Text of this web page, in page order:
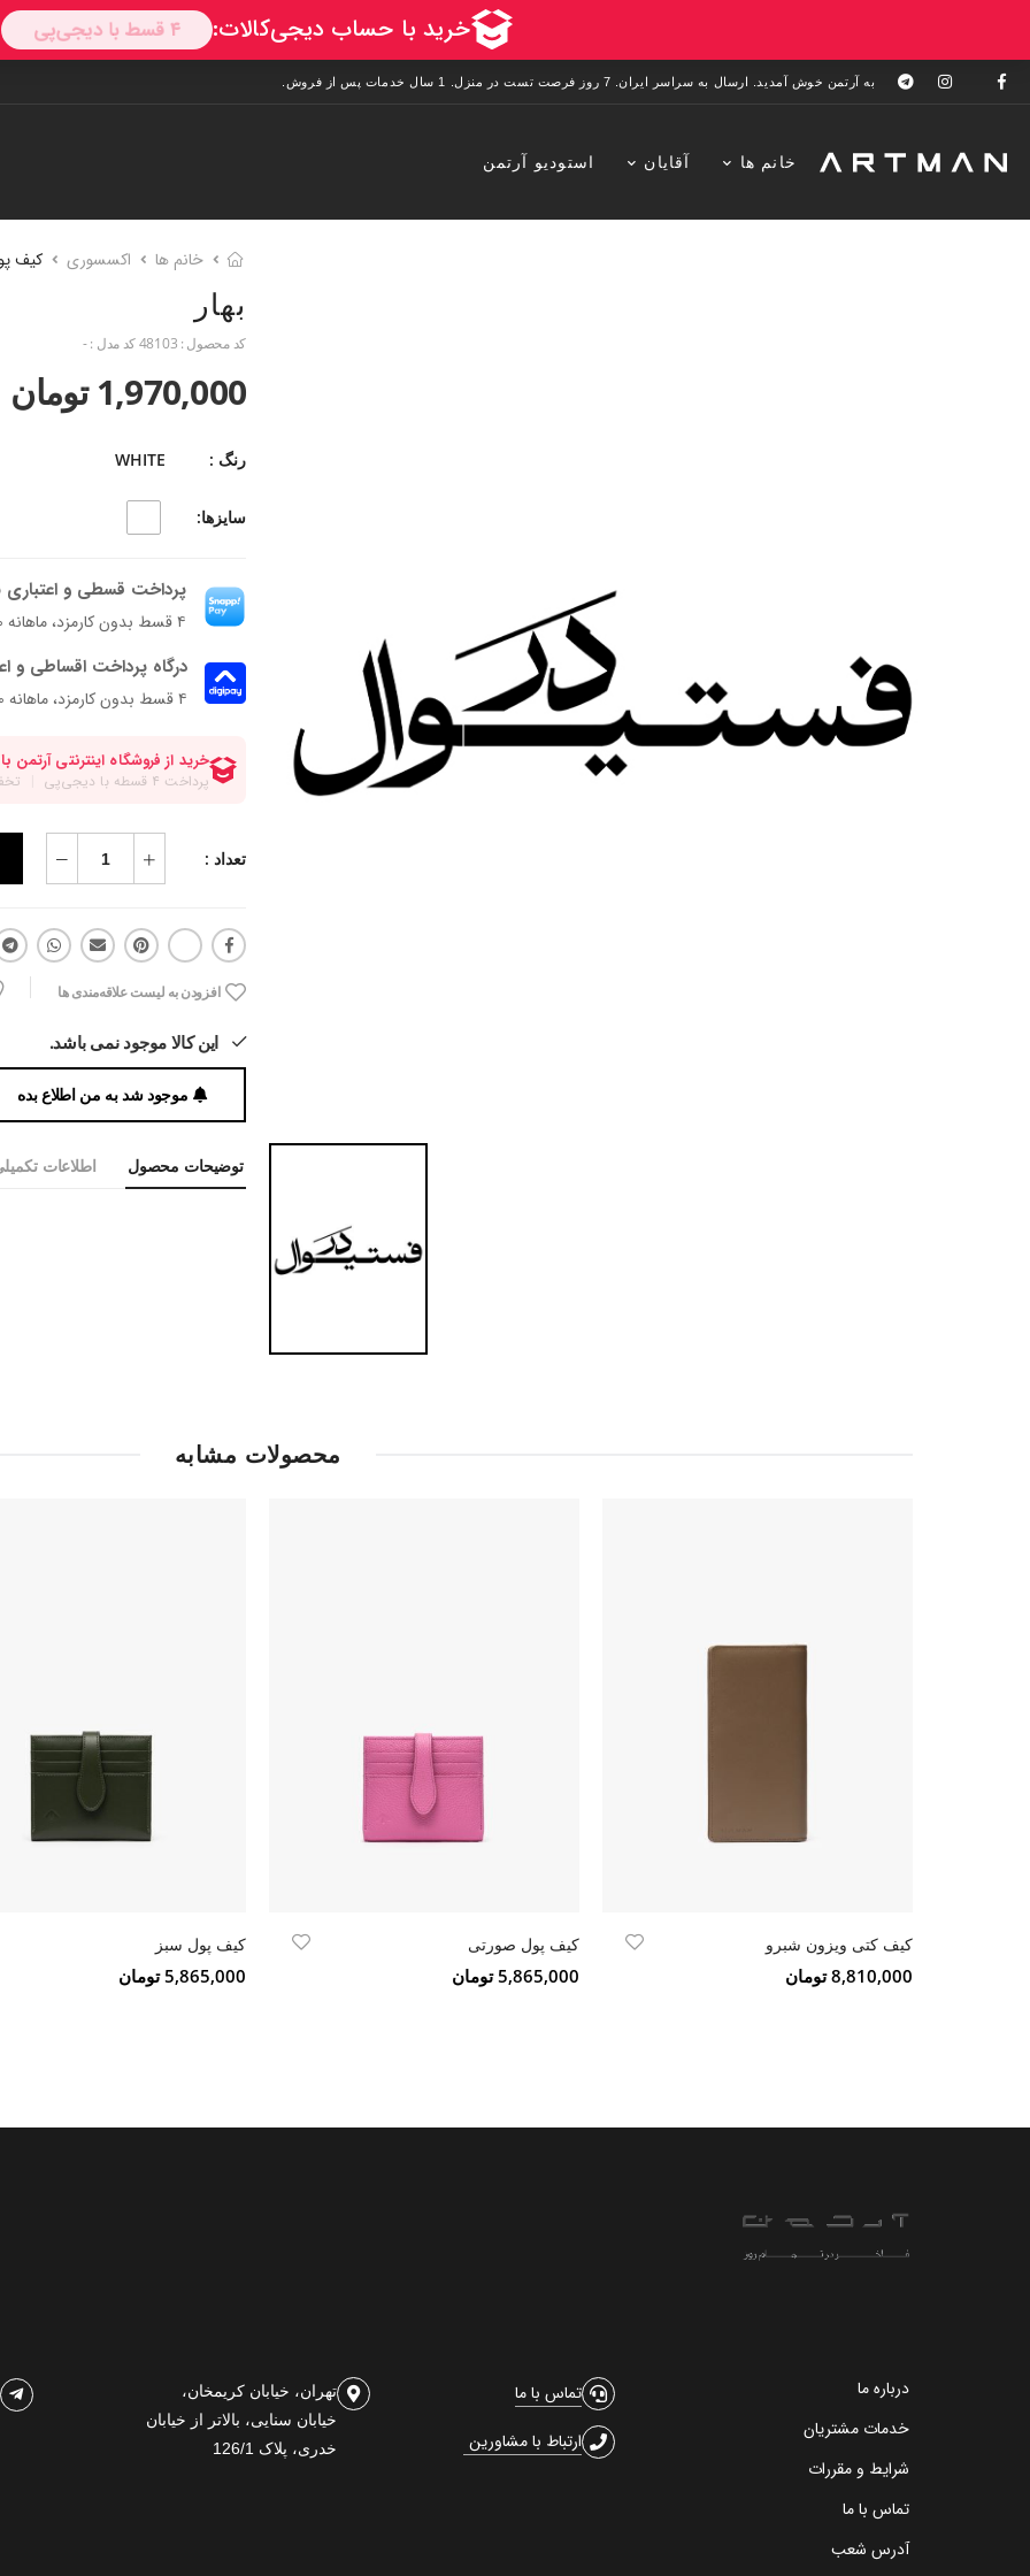
به آرتمن خوش آمدید. ارسال به سراسر ایران. 7 روز فرصت تست در منزل. 1 سال خدمات پس از فروش.
خانم ها آقایان استودیو آرتمن
خانم ها اکسسوری کیف
بهار
کد محصول : 48103کد مدل :-
1,970,000 تومان
رنگ : WHITE
سایزها:
پرداخت قسطی و اعتباری
۴ قسط بدون کارمزد، ماهانه ۴۹۲٬۵۰۰ تومان
درگاه پرداخت اقساطی و
۴ قسط بدون کارمزد، ماهانه 492,500 تومان
تعداد :
افزودن به لیست علاقه‌مندی ها
این کالا موجود نمی باشد.
موجود شد به من اطلاع بده
توضیحات محصول اطلاعات
محصولات مشابه
کیف کتی ویزون شبرو
8,810,000 تومان
کیف پول صورتی
5,865,000 تومان
کیف پول سبز
5,865,000 تومان
درباره ما
خدمات مشتریان
شرایط و مقررات
تماس با ما
آدرس شعب
تماس با ما
ارتباط با مشاورین
تهران، خیابان کریمخان،
خیابان سنایی، بالاتر از خیابان
خدری، پلاک 126/1